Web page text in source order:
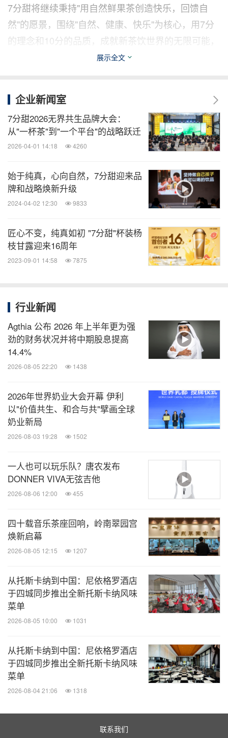
7分甜将继续秉持"用自然鲜果茶创造快乐，回馈自
然"的愿景，围绕"自然、健康、快乐"为核心，用7分
的理念和10分的品质，成就新茶饮世界的无限可能，
开创自然健康茶饮的新纪元。
微信公众号“知消”发布全球消费品、零售、时
尚、物流行业最新动态。扫描二维码，立即
关键词：饮品 电脑/电子 电子商务 食品饮料
无酒精
类饮料
零售业
分享到：
展示全文
企业新闻室
7分甜2026无界共生品牌大会：
从"一杯茶"到"一个平台"的战略跃迁
2026-04-01 14:18 4260
始于纯真，心向自然，7分甜迎来品
牌和战略焕新升级
2024-04-02 12:30 9833
匠心不变，纯真如初 "7分甜"杯装杨
枝甘露迎来16周年
2023-09-01 14:58 7875
行业新闻
Agthia 公布 2026 年上半年更为强
劲的财务状况并将中期股息提高
14.4%
2026-08-05 22:20 1438
2026年世界奶业大会开幕 伊利
以"价值共生、和合与共"擘画全球
奶业新局
2026-08-03 19:28 1502
一人也可以玩乐队？唐农发布
DONNER VIVA无弦吉他
2026-08-06 12:00 455
四十载音乐茶座回响，岭南翠园宫
焕新启幕
2026-08-05 12:15 1207
从托斯卡纳到中国：尼依格罗酒店
于四城同步推出全新托斯卡纳风味
菜单
2026-08-05 10:00 1031
从托斯卡纳到中国：尼依格罗酒店
于四城同步推出全新托斯卡纳风味
菜单
2026-08-04 21:06 1318
联系我们